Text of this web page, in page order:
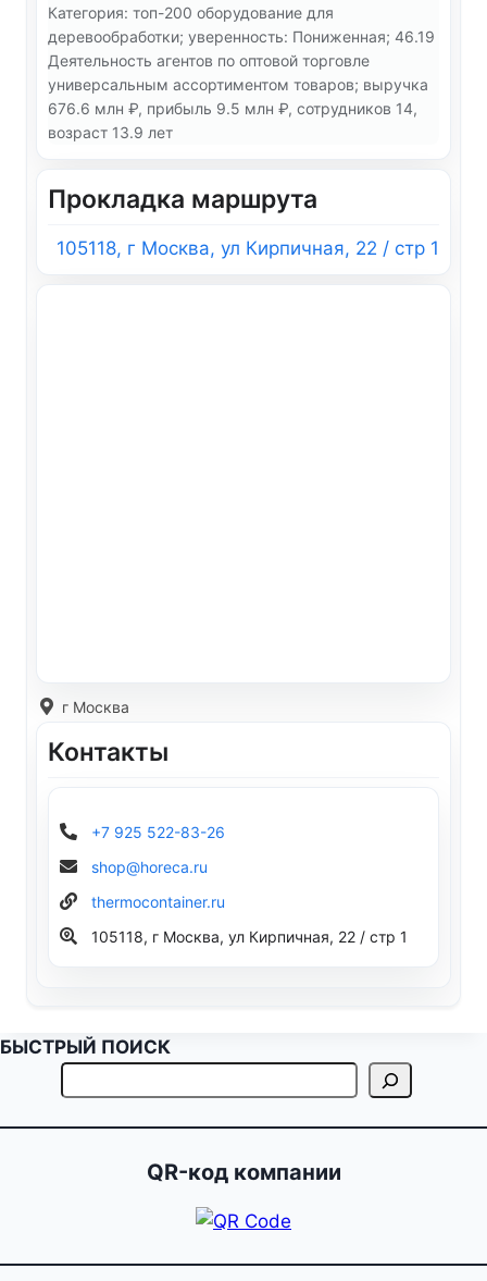
Категория: топ-200 оборудование для
деревообработки; уверенность: Пониженная; 46.19
Деятельность агентов по оптовой торговле
универсальным ассортиментом товаров; выручка
676.6 млн ₽, прибыль 9.5 млн ₽, сотрудников 14,
возраст 13.9 лет
Прокладка маршрута
105118, г Москва, ул Кирпичная, 22 / стр 1
г Москва
Контакты
+7 925 522-83-26
shop@horeca.ru
thermocontainer.ru
105118, г Москва, ул Кирпичная, 22 / стр 1
БЫСТРЫЙ ПОИСК
QR-код компании